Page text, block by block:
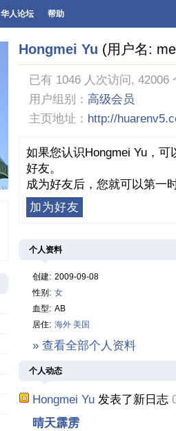
华人论坛 帮助
Hongmei Yu (用户名:
已有 1046 人次访问,
用户组别： 高级会员
主页地址： http://
如果您认识Hongmei Yu，
好友。
成为好友后，您就可以第一
加为好友
个人资料
创建: 2009-09-08
性别: 女
血型: AB
居住: 海外 美国
» 查看全部个人资料
个人动态
Hongmei Yu 发表了新日志
晴天霹雳